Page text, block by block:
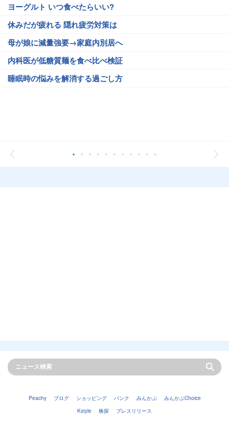
ヨーグルト いつ食べたらいい?
休みだが疲れる 隠れ疲労対策は
母が娘に減量強要→家庭内別居へ
内科医が低糖質麺を食べ比べ検証
睡眠時の悩みを解消する過ごし方
Peachy ブログ ショッピング バンク みんかぶ
みんかぶChoice
Kstyle
株探 プレスリリース